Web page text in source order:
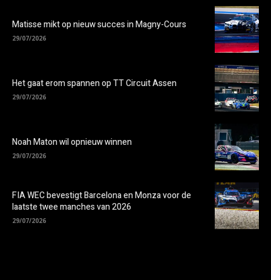
Matisse mikt op nieuw succes in Magny-Cours
29/07/2026
Het gaat erom spannen op TT Circuit Assen
29/07/2026
Noah Maton wil opnieuw winnen
29/07/2026
FIA WEC bevestigt Barcelona en Monza voor de
laatste twee manches van 2026
29/07/2026